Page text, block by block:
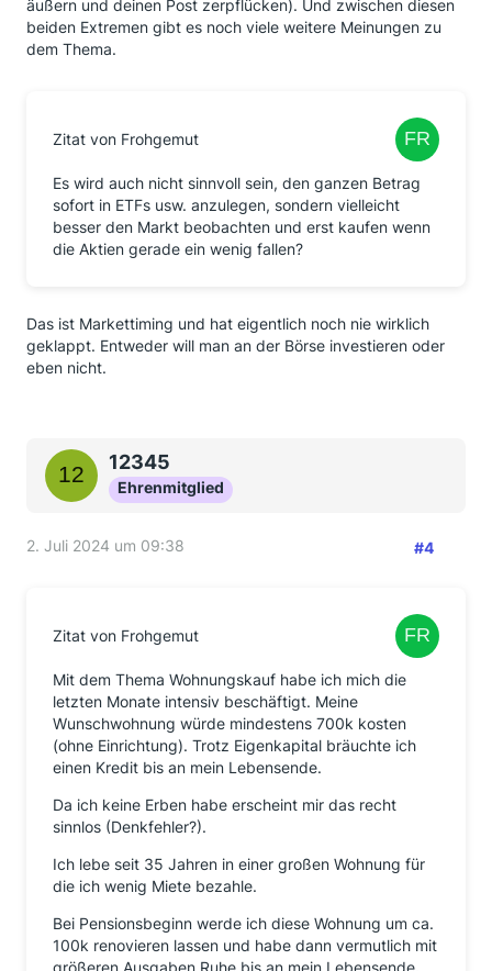
äußern und deinen Post zerpflücken). Und zwischen diesen
beiden Extremen gibt es noch viele weitere Meinungen zu
dem Thema.
Zitat von Frohgemut
Es wird auch nicht sinnvoll sein, den ganzen Betrag
sofort in ETFs usw. anzulegen, sondern vielleicht
besser den Markt beobachten und erst kaufen wenn
die Aktien gerade ein wenig fallen?
Das ist Markettiming und hat eigentlich noch nie wirklich
geklappt. Entweder will man an der Börse investieren oder
eben nicht.
12345
Ehrenmitglied
2. Juli 2024 um 09:38 #4
Zitat von Frohgemut
Mit dem Thema Wohnungskauf habe ich mich die
letzten Monate intensiv beschäftigt. Meine
Wunschwohnung würde mindestens 700k kosten
(ohne Einrichtung). Trotz Eigenkapital bräuchte ich
einen Kredit bis an mein Lebensende.
Da ich keine Erben habe erscheint mir das recht
sinnlos (Denkfehler?).
Ich lebe seit 35 Jahren in einer großen Wohnung für
die ich wenig Miete bezahle.
Bei Pensionsbeginn werde ich diese Wohnung um ca.
100k renovieren lassen und habe dann vermutlich mit
größeren Ausgaben Ruhe bis an mein Lebensende.